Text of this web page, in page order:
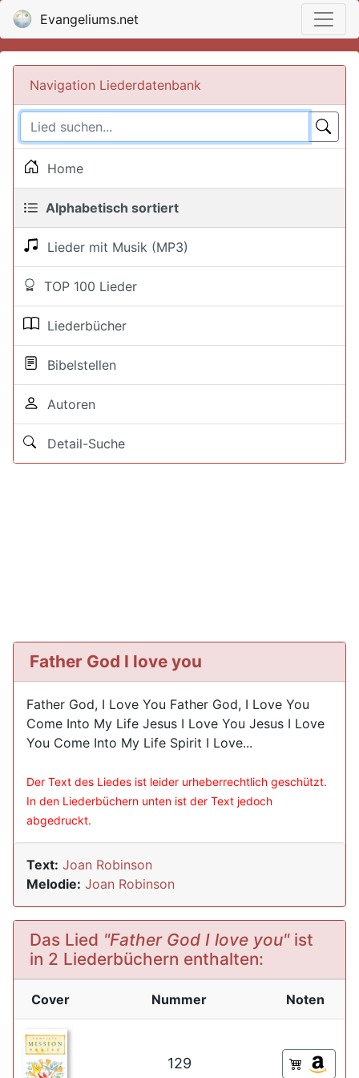
Evangeliums.net
Navigation Liederdatenbank
Home
Alphabetisch sortiert
Lieder mit Musik (MP3)
TOP 100 Lieder
Liederbücher
Bibelstellen
Autoren
Detail-Suche
Father God I love you
Father God, I Love You Father God, I Love You
Come Into My Life Jesus I Love You Jesus I Love
You Come Into My Life Spirit I Love...
Der Text des Liedes ist leider urheberrechtlich geschützt.
In den Liederbüchern unten ist der Text jedoch
abgedruckt.
Text: Joan Robinson
Melodie: Joan Robinson
Das Lied "Father God I love you"ist
in 2 Liederbüchern enthalten:
Cover Nummer Noten
129